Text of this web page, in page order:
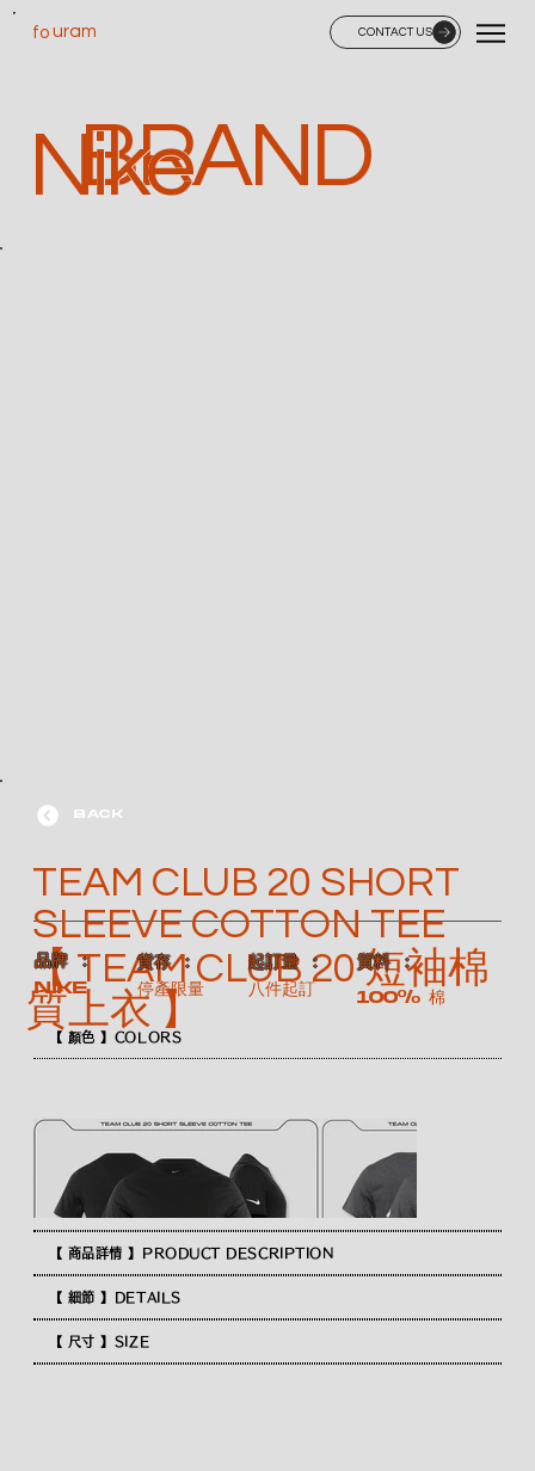
CONTACT US
uram
fo
BRAND
Nike
【 顏色 】COLORS
【 商品詳情 】PRODUCT DESCRIPTION
【 細節 】DETAILS
【 尺寸 】SIZE
BACK
TEAM CLUB 20 SHORT
SLEEVE COTTON TEE
【 TEAM CLUB 20 短袖棉
質上衣 】
​品牌 ：
NIKE
​貨存 ：
停產限量
​起訂量 ：
八件起訂
​質料 ：
100% 棉